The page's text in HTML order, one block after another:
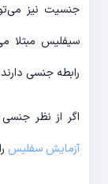
جنسیت نیز
سیفلیس مبتلا
رابطه جنسی
اگر از نظر
آزمایش سفلیس